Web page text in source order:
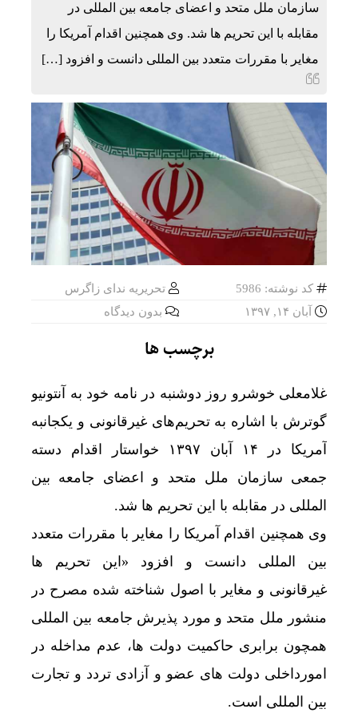
سازمان ملل متحد و اعضای جامعه بین المللی در
مقابله با این تحریم ها شد. وی همچنین اقدام آمریکا را
مغایر با مقررات متعدد بین المللی دانست و افزود […]
کد نوشته: 5986
تحریریه ندای زاگرس
آبان ۱۴, ۱۳۹۷
بدون دیدگاه
برچسب ها
غلامعلی خوشرو روز دوشنبه در نامه خود به آنتونیو
گوترش با اشاره به تحریم‌های غیرقانونی و یکجانبه
آمریکا در ۱۴ آبان ۱۳۹۷ خواستار اقدام دسته
جمعی سازمان ملل متحد و اعضای جامعه بین
المللی در مقابله با این تحریم ها شد.
وی همچنین اقدام آمریکا را مغایر با مقررات متعدد
بین المللی دانست و افزود «این تحریم ها
غیرقانونی و مغایر با اصول شناخته شده مصرح در
منشور ملل متحد و مورد پذیرش جامعه بین المللی
همچون برابری حاکمیت دولت ها، عدم مداخله در
امورداخلی دولت های عضو و آزادی تردد و تجارت
بین المللی است.